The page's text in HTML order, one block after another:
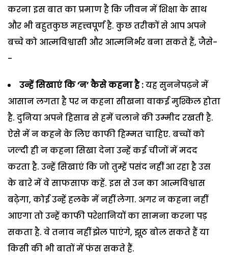
करना इस बात का प्रमाण है कि जीवन में शिक्षा के साथ
और भी बहुतकुछ महत्त्वपूर्ण है. कुछ तरीकों से आप अपने
बच्चे को आत्मविश्वासी और आत्मनिर्भर बना सकते हैं, जैसे-
-
उन्हें सिखाएं कि ‘न’ कैसे कहना है :यह सुननेपढ़ने में
आसान लगता है पर न कहना सीखना वाकई मुश्किल होता
है. दुनिया अपने हिसाब से हमें चलाने की उम्मीद रखती है.
ऐसे में न कहने के लिए काफी हिम्मत चाहिए. बच्चों को
जल्दी ही न कहना सिखा देना उन्हें कई चीजों में मदद
करता है. उन्हें सिखाएं कि जो तुम्हें पसंद नहीं आ रहा है उस
के बारे में वे साफसाफ कहें. इस से उन का आत्मविश्वास
बढ़ेगा, कोई उन्हें हलके में नहीं लेगा. अगर न कहना नहीं
आएगा तो उन्हें काफी परेशानियों का सामना करना पड़
सकता है. वे तनाव नहीं झेल पाएंगे, झूठ बोल सकते हैं या
किसी की भी बातों में फंस सकते हैं.